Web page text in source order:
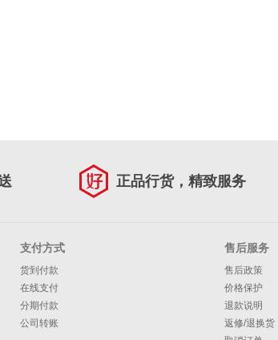
正品行货，精致服务
支付方式
货到付款
在线支付
分期付款
公司转账
售后服务
售后政策
价格保护
退款说明
返修/退换货